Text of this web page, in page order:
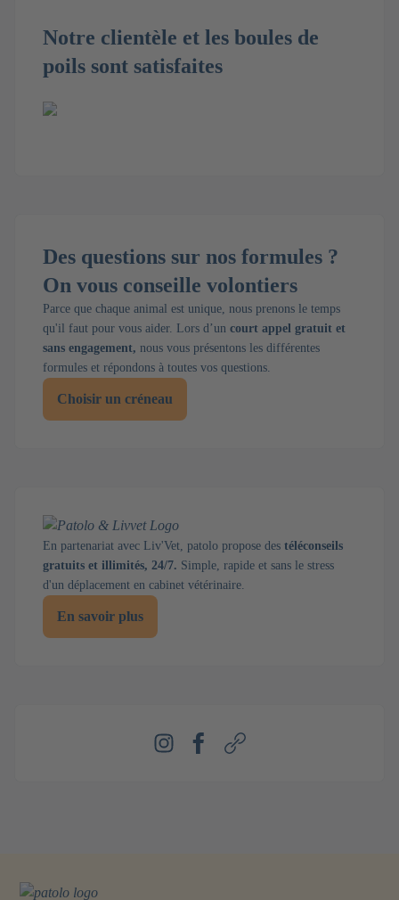
Notre clientèle et les boules de
poils sont satisfaites
Des questions sur nos formules ?
On vous conseille volontiers
Parce que chaque animal est unique, nous prenons le temps
qu'il faut pour vous aider. Lors d’un court appel gratuit et
sans engagement, nous vous présentons les différentes
formules et répondons à toutes vos questions.
Choisir un créneau
En partenariat avec Liv'Vet, patolo propose des téléconseils
gratuits et illimités, 24/7. Simple, rapide et sans le stress
d'un déplacement en cabinet vétérinaire.
En savoir plus